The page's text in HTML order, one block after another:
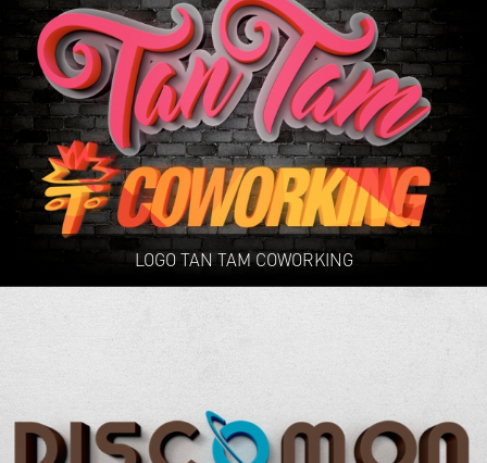
LOGO TAN TAM COWORKING